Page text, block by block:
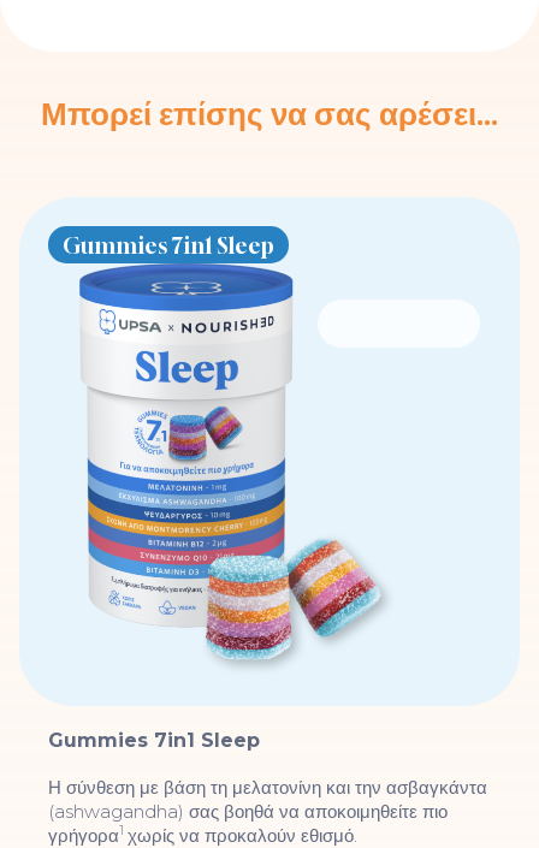
Μπορεί επίσης να σας αρέσει...
Gummies 7in1 Sleep
Gummies 7in1 Sleep
Η σύνθεση με βάση τη μελατονίνη και την ασβαγκάντα
(ashwagandha) σας βοηθά να αποκοιμηθείτε πιο
γρήγορα1 χωρίς να προκαλούν εθισμό.